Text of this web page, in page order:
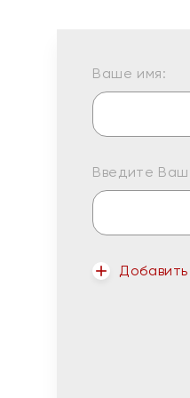
Ваше имя:
Введите